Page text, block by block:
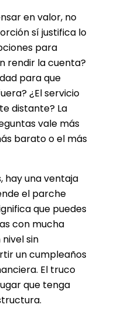
en valor, no
sí justifica lo
para
rendir la cuenta?
para que
¿El servicio
distante? La
vale más
barato o el más
hay una ventaja
el parche
que puedes
con mucha
sin
un cumpleaños
El truco
que tenga